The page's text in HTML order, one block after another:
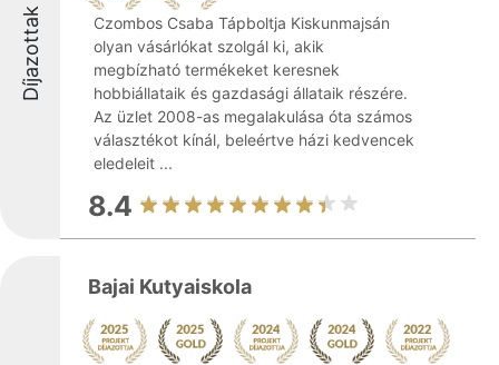
Díjazottak
Czombos Csaba Tápboltja Kiskunmajsán
olyan vásárlókat szolgál ki, akik
megbízható termékeket keresnek
hobbiállataik és gazdasági állataik részére.
Az üzlet 2008-as megalakulása óta számos
választékot kínál, beleértve házi kedvencek
eledeleit ...
8.4
Bajai Kutyaiskola